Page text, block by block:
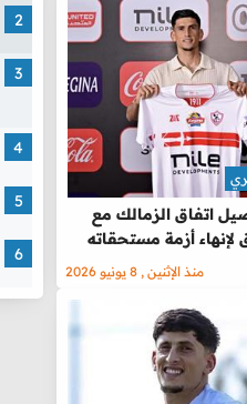
اتفاق الزمالك مع
أزمة مستحقاته
منذ الإثنين , 8 يونيو 2026